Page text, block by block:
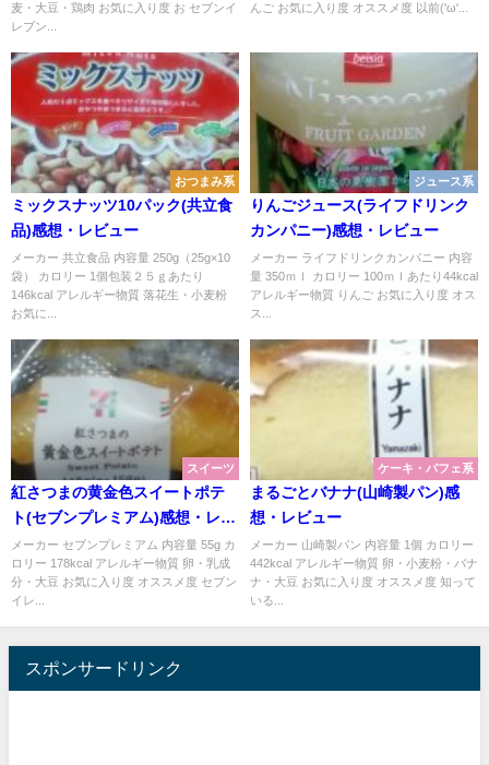
麦・大豆・鶏肉 お気に入り度 お セブンイ
レブン...
んご お気に入り度 オススメ度 以前('ω'...
おつまみ系
ミックスナッツ10パック(共立食
品)感想・レビュー
メーカー 共立食品 内容量 250g（25g×10
袋） カロリー 1個包装２５ｇあたり
146kcal アレルギー物質 落花生・小麦粉
お気に...
ジュース系
りんごジュース(ライフドリンク
カンパニー)感想・レビュー
メーカー ライフドリンクカンパニー 内容
量 350ｍｌ カロリー 100ｍｌあたり44kcal
アレルギー物質 りんご お気に入り度 オス
ス...
スイーツ
紅さつまの黄金色スイートポテ
ト(セブンプレミアム)感想・レビ
ュー
メーカー セブンプレミアム 内容量 55g カ
ロリー 178kcal アレルギー物質 卵・乳成
分・大豆 お気に入り度 オススメ度 セブン
イレ...
ケーキ・パフェ系
まるごとバナナ(山崎製パン)感
想・レビュー
メーカー 山崎製パン 内容量 1個 カロリー
442kcal アレルギー物質 卵・小麦粉・バナ
ナ・大豆 お気に入り度 オススメ度 知って
いる...
スポンサードリンク